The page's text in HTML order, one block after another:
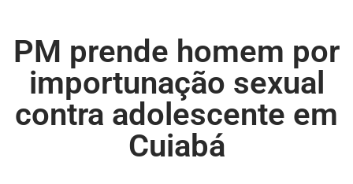
PM prende homem por
importunação sexual
contra adolescente em
Cuiabá